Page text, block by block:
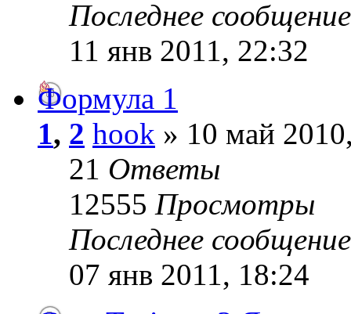
Последнее
11 янв 2011, 22:32
Формула 1
1, 2 hook » 10 май
21 Ответы
12555 Просмотры
Последнее
07 янв 2011, 18:24